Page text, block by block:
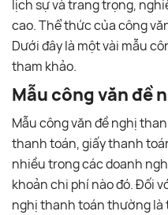
lịch sự và trang trọng,
cao. Thể thức của công
Dưới đây là một vài mẫu
tham khảo.
Mẫu công văn đề
Mẫu công văn đề nghị
thanh toán, giấy thanh
nhiều trong các doanh
khoản chi phí nào đó. Đối
nghị thanh toán thường là